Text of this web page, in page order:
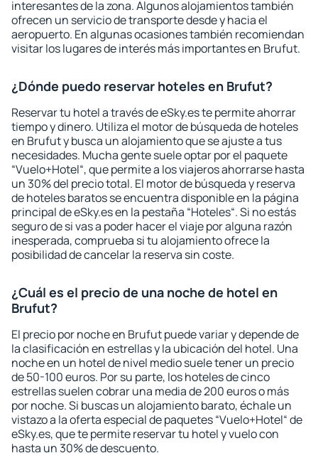
interesantes de la zona. Algunos alojamientos también
ofrecen un servicio de transporte desde y hacia el
aeropuerto. En algunas ocasiones también recomiendan
visitar los lugares de interés más importantes en Brufut.
¿Dónde puedo reservar hoteles en Brufut?
Reservar tu hotel a través de eSky.es te permite ahorrar
tiempo y dinero. Utiliza el motor de búsqueda de hoteles
en Brufut y busca un alojamiento que se ajuste a tus
necesidades. Mucha gente suele optar por el paquete
“Vuelo+Hotel“, que permite a los viajeros ahorrarse hasta
un 30% del precio total. El motor de búsqueda y reserva
de hoteles baratos se encuentra disponible en la página
principal de eSky.es en la pestaña “Hoteles“. Si no estás
seguro de si vas a poder hacer el viaje por alguna razón
inesperada, comprueba si tu alojamiento ofrece la
posibilidad de cancelar la reserva sin coste.
¿Cuál es el precio de una noche de hotel en
Brufut?
El precio por noche en Brufut puede variar y depende de
la clasificación en estrellas y la ubicación del hotel. Una
noche en un hotel de nivel medio suele tener un precio
de 50-100 euros. Por su parte, los hoteles de cinco
estrellas suelen cobrar una media de 200 euros o más
por noche. Si buscas un alojamiento barato, échale un
vistazo a la oferta especial de paquetes “Vuelo+Hotel“ de
eSky.es, que te permite reservar tu hotel y vuelo con
hasta un 30% de descuento.